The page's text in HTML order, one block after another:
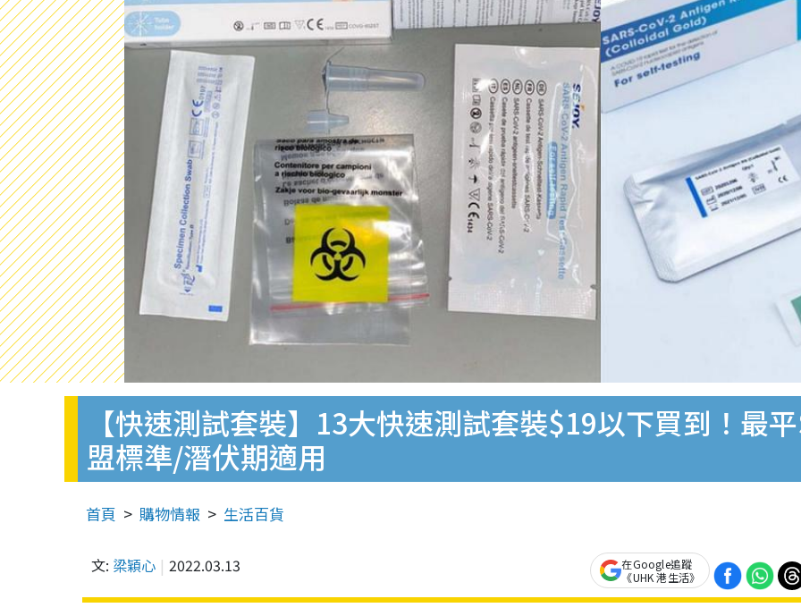
【快速測試套裝】13大快速測試套裝$19以下買到！最
盟標準/潛伏期適用
首頁 購物情報 生活百貨
文: 梁穎心 2022.03.13
在Google追蹤
《UHK 港生活》